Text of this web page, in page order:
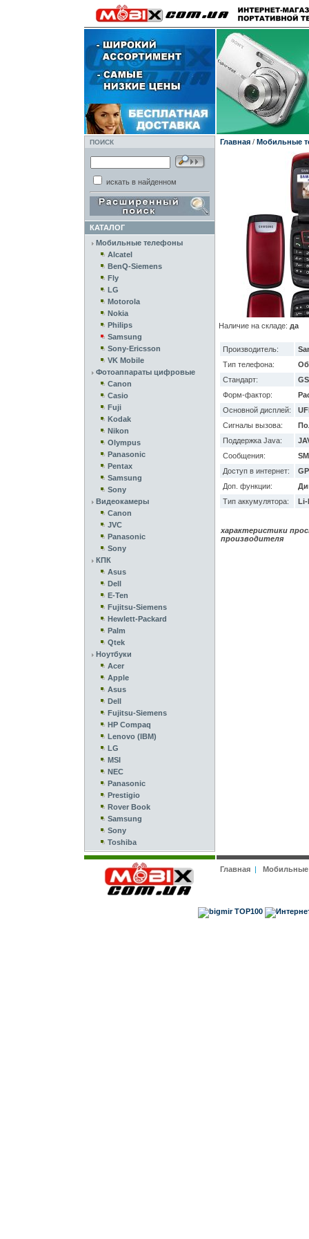
ПОИСК
искать в найденном
КАТАЛОГ
Мобильные телефоны
Alcatel
BenQ-Siemens
Fly
LG
Motorola
Nokia
Philips
Samsung
Sony-Ericsson
VK Mobile
Фотоаппараты цифровые
Canon
Casio
Fuji
Kodak
Nikon
Olympus
Panasonic
Pentax
Samsung
Sony
Видеокамеры
Canon
JVC
Panasonic
Sony
КПК
Asus
Dell
E-Ten
Fujitsu-Siemens
Hewlett-Packard
Palm
Qtek
Ноутбуки
Acer
Apple
Asus
Dell
Fujitsu-Siemens
HP Compaq
Lenovo (IBM)
LG
MSI
NEC
Panasonic
Prestigio
Rover Book
Samsung
Sony
Toshiba
Главная/ Мобильные
Наличие на складе: да
Производитель:
Тип телефона:
Стандарт:
Форм-фактор:
Основной дисплей:
Сигналы вызова:
Поддержка Java:
Сообщения:
Доступ в интернет:
Доп. функции:
Тип аккумулятора:
Li-
характеристики
производителя
Главная|